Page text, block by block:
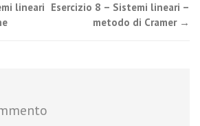
lineari Esercizio 8 – Sistemi lineari –
metodo di Cramer →